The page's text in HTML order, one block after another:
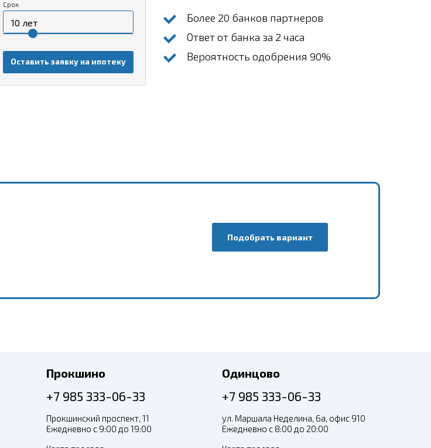
Срок
Оставить заявку на ипотеку
Более 20 банков партнеров
Ответ от банка за 2 часа
Вероятность одобрения 90%
Подобрать вариант
Прокшино
+7 985 333-06-33
Прокшинский проспект, 11
Ежедневно с 9:00 до 19:00
Одинцово
+7 985 333-06-33
ул. Маршала Неделина, 6а, офис 910
Ежедневно с 8:00 до 20:00